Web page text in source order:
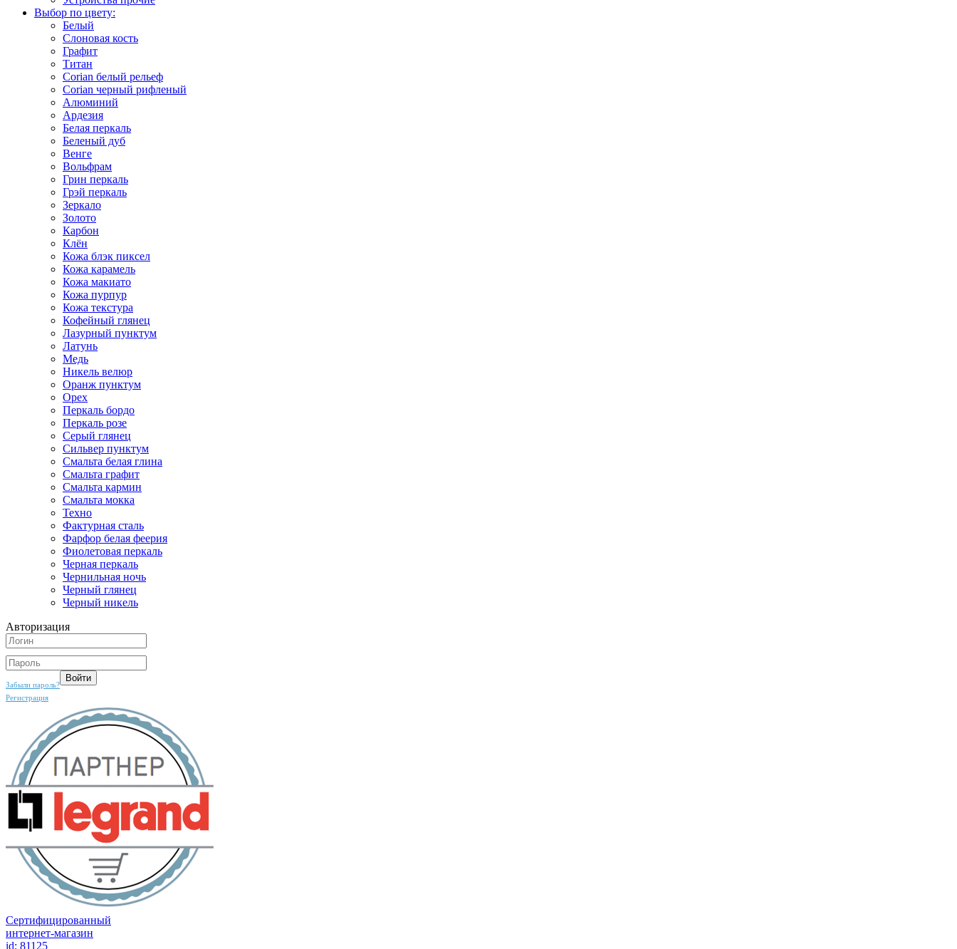
Выбор по цвету:
Белый
Слоновая кость
Графит
Титан
Corian белый рельеф
Corian черный рифленый
Алюминий
Ардезия
Белая перкаль
Беленый дуб
Венге
Вольфрам
Грин перкаль
Грэй перкаль
Зеркало
Золото
Карбон
Клён
Кожа блэк пиксел
Кожа карамель
Кожа макиато
Кожа пурпур
Кожа текстура
Кофейный глянец
Лазурный пунктум
Латунь
Медь
Никель велюр
Оранж пунктум
Орех
Перкаль бордо
Перкаль розе
Серый глянец
Сильвер пунктум
Смальта белая глина
Смальта графит
Смальта кармин
Смальта мокка
Техно
Фактурная сталь
Фарфор белая феерия
Фиолетовая перкаль
Черная перкаль
Чернильная ночь
Черный глянец
Черный никель
Авторизация
Забыли пароль?
Регистрация
Сертифицированный
интернет-магазин
id: 81125